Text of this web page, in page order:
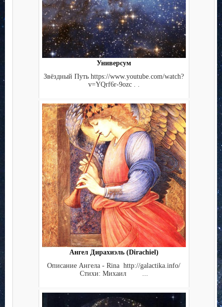
Универсум
Звёздный Путь https://www.youtube.com/watch?
v=YQrf6r-9ozc . .
Ангел Дирахиэль (Dirachiel)
Описание Ангела - Rina http://galactika.info/
Стихи: Михаил ...